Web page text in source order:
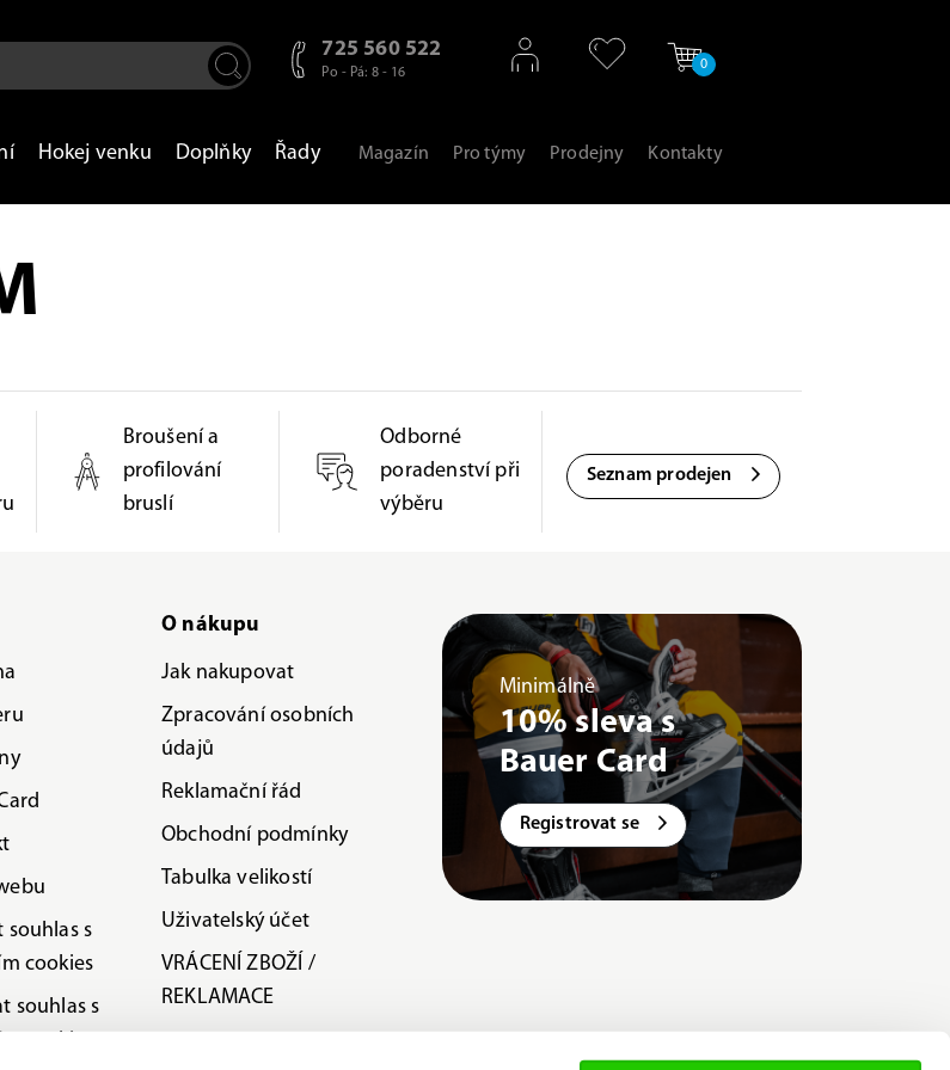
725 560 522
Po - Pá: 8 - 16
0
Hokej venku Doplňky Řady Magazín Pro týmy Prodejny Kontakty
Broušení a
profilování
bruslí
Odborné
poradenství při
výběru
Seznam prodejen
souhlas s
cookies
souhlas s
O nákupu
Jak nakupovat
Zpracování osobních
údajů
Reklamační řád
Obchodní podmínky
Tabulka velikostí
Uživatelský účet
VRÁCENÍ ZBOŽÍ /
REKLAMACE
Minimálně
10% sleva s
Bauer Card
Registrovat se